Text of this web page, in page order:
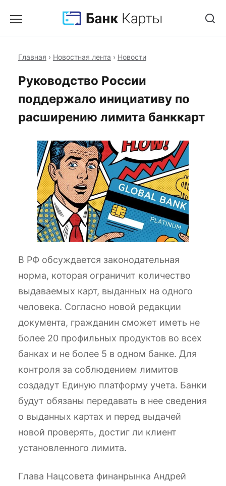
Главная › Новостная лента › Новости
Руководство России
поддержало инициативу по
расширению лимита банккарт
В РФ обсуждается законодательная
норма, которая ограничит количество
выдаваемых карт, выданных на одного
человека. Согласно новой редакции
документа, гражданин сможет иметь не
более 20 профильных продуктов во всех
банках и не более 5 в одном банке. Для
контроля за соблюдением лимитов
создадут Единую платформу учета. Банки
будут обязаны передавать в нее сведения
о выданных картах и перед выдачей
новой проверять, достиг ли клиент
установленного лимита.
Глава Нацcовета финанрынка Андрей